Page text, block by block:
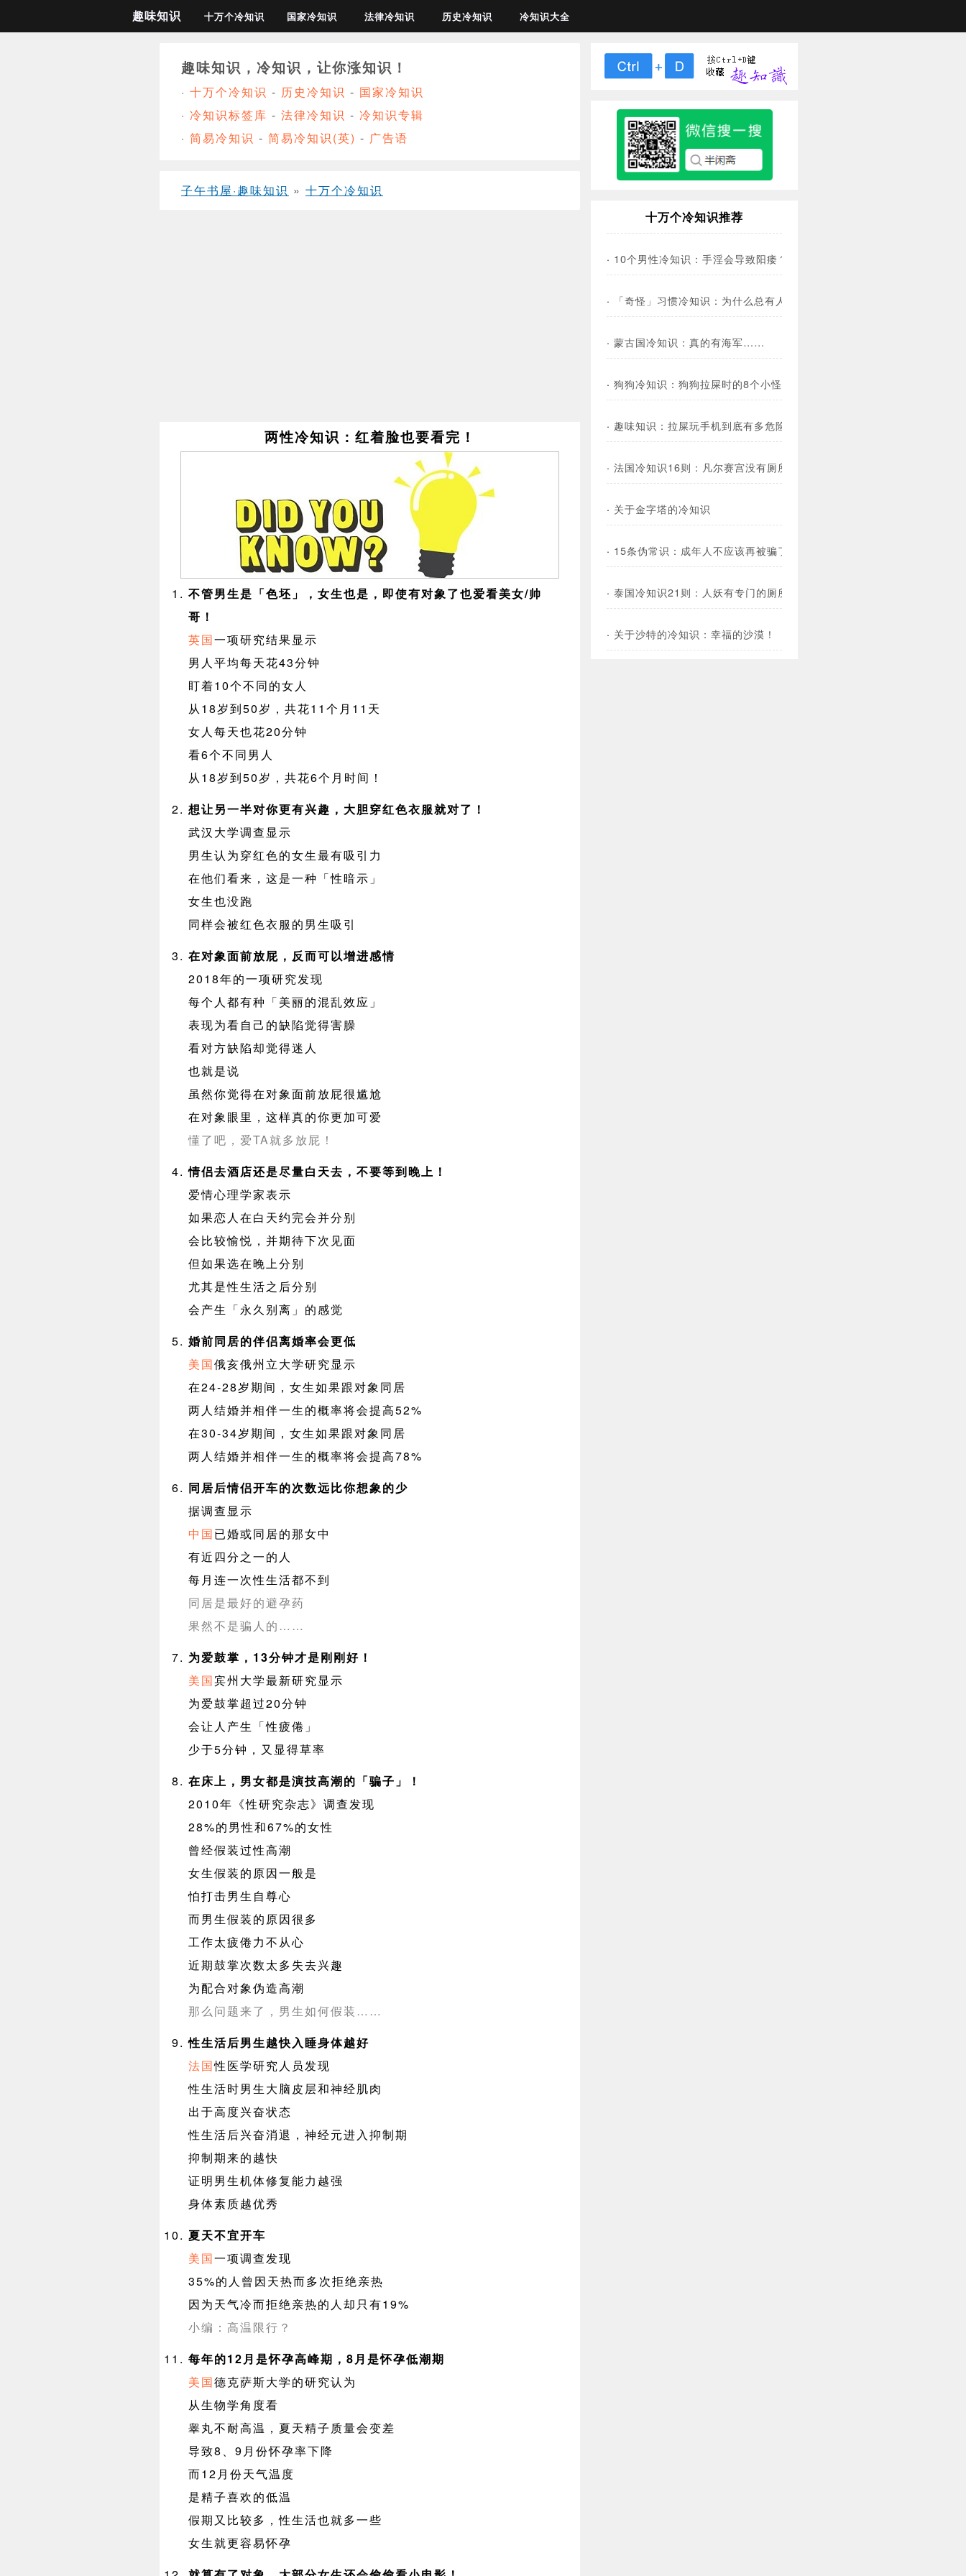
趣味知识 十万个冷知识 国家冷知识 法律冷知识 历史冷知识 冷知识大全
趣味知识，冷知识，让你涨知识！
· 十万个冷知识 - 历史冷知识 - 国家冷知识
· 冷知识标签库 - 法律冷知识 - 冷知识专辑
· 简易冷知识 - 简易冷知识(英) - 广告语
子午书屋·趣味知识 » 十万个冷知识
两性冷知识：红着脸也要看完！
不管男生是「色坯」，女生也是，即使有对象了也爱看美女/帅
哥！
英国一项研究结果显示
男人平均每天花43分钟
盯着10个不同的女人
从18岁到50岁，共花11个月11天
女人每天也花20分钟
看6个不同男人
从18岁到50岁，共花6个月时间！
想让另一半对你更有兴趣，大胆穿红色衣服就对了！
武汉大学调查显示
男生认为穿红色的女生最有吸引力
在他们看来，这是一种「性暗示」
女生也没跑
同样会被红色衣服的男生吸引
在对象面前放屁，反而可以增进感情
2018年的一项研究发现
每个人都有种「美丽的混乱效应」
表现为看自己的缺陷觉得害臊
看对方缺陷却觉得迷人
也就是说
虽然你觉得在对象面前放屁很尴尬
在对象眼里，这样真的你更加可爱
懂了吧，爱TA就多放屁！
情侣去酒店还是尽量白天去，不要等到晚上！
爱情心理学家表示
如果恋人在白天约完会并分别
会比较愉悦，并期待下次见面
但如果选在晚上分别
尤其是性生活之后分别
会产生「永久别离」的感觉
婚前同居的伴侣离婚率会更低
美国俄亥俄州立大学研究显示
在24-28岁期间，女生如果跟对象同居
两人结婚并相伴一生的概率将会提高52%
在30-34岁期间，女生如果跟对象同居
两人结婚并相伴一生的概率将会提高78%
同居后情侣开车的次数远比你想象的少
据调查显示
中国已婚或同居的那女中
有近四分之一的人
每月连一次性生活都不到
同居是最好的避孕药
果然不是骗人的……
为爱鼓掌，13分钟才是刚刚好！
美国宾州大学最新研究显示
为爱鼓掌超过20分钟
会让人产生「性疲倦」
少于5分钟，又显得草率
在床上，男女都是演技高潮的「骗子」！
2010年《性研究杂志》调查发现
28%的男性和67%的女性
曾经假装过性高潮
女生假装的原因一般是
怕打击男生自尊心
而男生假装的原因很多
工作太疲倦力不从心
近期鼓掌次数太多失去兴趣
为配合对象伪造高潮
那么问题来了，男生如何假装……
性生活后男生越快入睡身体越好
法国性医学研究人员发现
性生活时男生大脑皮层和神经肌肉
出于高度兴奋状态
性生活后兴奋消退，神经元进入抑制期
抑制期来的越快
证明男生机体修复能力越强
身体素质越优秀
夏天不宜开车
美国一项调查发现
35%的人曾因天热而多次拒绝亲热
因为天气冷而拒绝亲热的人却只有19%
小编：高温限行？
每年的12月是怀孕高峰期，8月是怀孕低潮期
美国德克萨斯大学的研究认为
从生物学角度看
睾丸不耐高温，夏天精子质量会变差
导致8、9月份怀孕率下降
而12月份天气温度
是精子喜欢的低温
假期又比较多，性生活也就多一些
女生就更容易怀孕
十万个冷知识推荐
· 10个男性冷知识：手淫会导致阳痿？中途疲软是不行了？
· 「奇怪」习惯冷知识：为什么总有人喜欢闻刚脱下的臭袜子？
· 蒙古国冷知识：真的有海军……
· 狗狗冷知识：狗狗拉屎时的8个小怪癖！
· 趣味知识：拉屎玩手机到底有多危险？
· 法国冷知识16则：凡尔赛宫没有厕所…
· 关于金字塔的冷知识
· 15条伪常识：成年人不应该再被骗了！
· 泰国冷知识21则：人妖有专门的厕所！
· 关于沙特的冷知识：幸福的沙漠！